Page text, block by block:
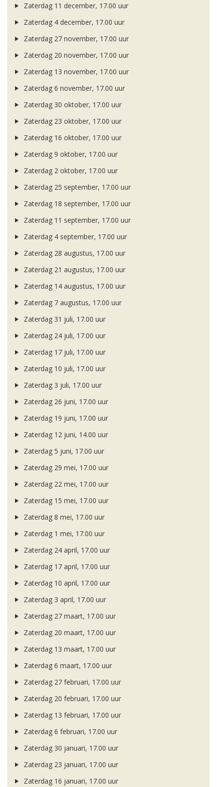
Zaterdag 11 december, 17.00 uur
Zaterdag 4 december, 17.00 uur
Zaterdag 27 november, 17.00 uur
Zaterdag 20 november, 17.00 uur
Zaterdag 13 november, 17.00 uur
Zaterdag 6 november, 17.00 uur
Zaterdag 30 oktober, 17.00 uur
Zaterdag 23 oktober, 17.00 uur
Zaterdag 16 oktober, 17.00 uur
Zaterdag 9 oktober, 17.00 uur
Zaterdag 2 oktober, 17.00 uur
Zaterdag 25 september, 17.00 uur
Zaterdag 18 september, 17.00 uur
Zaterdag 11 september, 17.00 uur
Zaterdag 4 september, 17.00 uur
Zaterdag 28 augustus, 17.00 uur
Zaterdag 21 augustus, 17.00 uur
Zaterdag 14 augustus, 17.00 uur
Zaterdag 7 augustus, 17.00 uur
Zaterdag 31 juli, 17.00 uur
Zaterdag 24 juli, 17.00 uur
Zaterdag 17 juli, 17.00 uur
Zaterdag 10 juli, 17.00 uur
Zaterdag 3 juli, 17.00 uur
Zaterdag 26 juni, 17.00 uur
Zaterdag 19 juni, 17.00 uur
Zaterdag 12 juni, 14.00 uur
Zaterdag 5 juni, 17.00 uur
Zaterdag 29 mei, 17.00 uur
Zaterdag 22 mei, 17.00 uur
Zaterdag 15 mei, 17.00 uur
Zaterdag 8 mei, 17.00 uur
Zaterdag 1 mei, 17.00 uur
Zaterdag 24 april, 17.00 uur
Zaterdag 17 april, 17.00 uur
Zaterdag 10 april, 17.00 uur
Zaterdag 3 april, 17.00 uur
Zaterdag 27 maart, 17.00 uur
Zaterdag 20 maart, 17.00 uur
Zaterdag 13 maart, 17.00 uur
Zaterdag 6 maart, 17.00 uur
Zaterdag 27 februari, 17.00 uur
Zaterdag 20 februari, 17.00 uur
Zaterdag 13 februari, 17.00 uur
Zaterdag 6 februari, 17.00 uur
Zaterdag 30 januari, 17.00 uur
Zaterdag 23 januari, 17.00 uur
Zaterdag 16 januari, 17.00 uur